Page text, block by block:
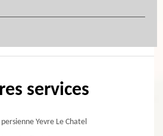
services
Yevre Le Chatel